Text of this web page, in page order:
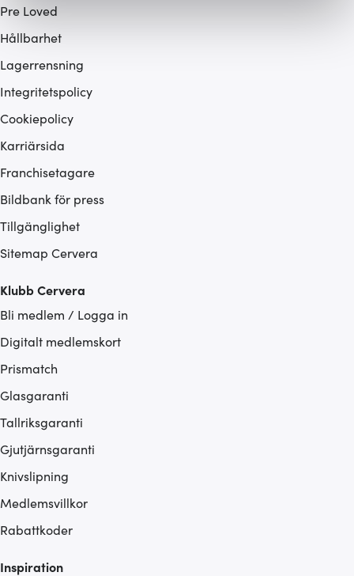
Vi använder cookies för att innehållet och annonserna
gör också att vi kan analysera vår trafik och göra
hemsidan ännu bättre. Du bestämmer själv vilka cookies
som du vill dela med dig av.
Pre Loved
Hållbarhet
Lagerrensning
Integritetspolicy
Cookiepolicy
Karriärsida
Franchisetagare
Bildbank för press
Tillgänglighet
Sitemap Cervera
Klubb Cervera
Bli medlem / Logga in
Digitalt medlemskort
Prismatch
Glasgaranti
Tallriksgaranti
Gjutjärnsgaranti
Knivslipning
Medlemsvillkor
Rabattkoder
Inspiration